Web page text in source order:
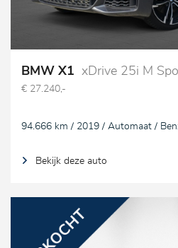
BMW X1 xDrive 25i M
€ 27.240,-
94.666 km / 2019 / Automaat /
Bekijk deze auto